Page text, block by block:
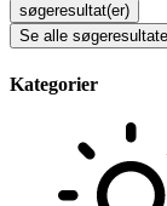
søgeresultat(er)
Se alle
Kategorier